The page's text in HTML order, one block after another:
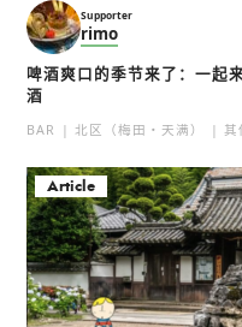
Supporter
rimo
啤酒爽口的季节来了：一起
酒
BAR 北区（梅田・天满） 其
Article